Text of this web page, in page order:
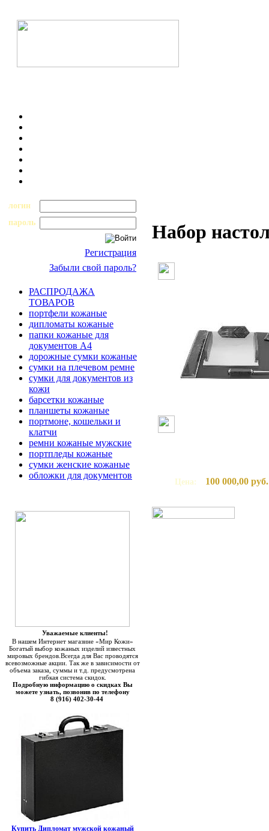
логин
пароль
Регистрация
Забыли свой пароль?
РАСПРОДАЖА
ТОВАРОВ
портфели кожаные
дипломаты кожаные
папки кожаные для
документов А4
дорожные сумки кожаные
сумки на плечевом ремне
сумки для документов из
кожи
барсетки кожаные
планшеты кожаные
портмоне, кошельки и
клатчи
ремни кожаные мужские
портпледы кожаные
сумки женские кожаные
обложки для документов
Уважаемые клиенты!
В нашем Интернет магазине «Мир Кожи»
Богатый выбор кожаных изделий известных
мировых брендов.Всегда для Вас проводятся
всевозможные акции. Так же в зависимости от
объема заказа, суммы и т.д. предусмотрена
гибкая система скидок.
Подробную информацию о скидках Вы
можете узнать, позвонив по телефону
8 (916) 402-30-44
Купить Дипломат мужской кожаный
Набор
Цена: 100 000,00 руб.